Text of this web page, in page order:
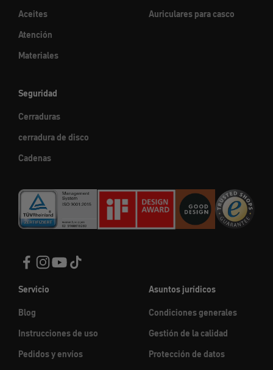
Aceites
Atención
Materiales
Auriculares para casco
Seguridad
Cerraduras
cerradura de disco
Cadenas
Servicio
Blog
Instrucciones de uso
Pedidos y envíos
Asuntos jurídicos
Condiciones generales
Gestión de la calidad
Protección de datos